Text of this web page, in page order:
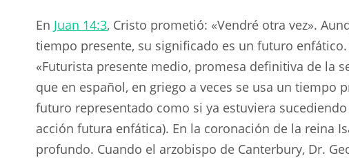
En Juan 14:3, Cristo prometió: «Vendré otra vez».
tiempo presente, su significado es un futuro
«Futurista presente medio, promesa definitiva de la
que en español, en griego a veces se usa un tiempo
futuro representado como si ya estuviera
acción futura enfática). En la coronación de la reina
profundo. Cuando el arzobispo de Canterbury, Dr.